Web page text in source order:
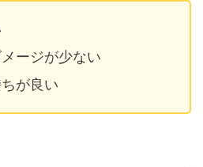
ージが少ない
が良い